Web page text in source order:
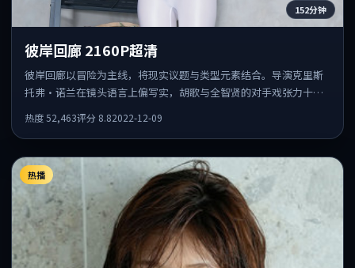
152分钟
彼岸回廊 2160P超清
彼岸回廊以冒险为主线，将现实议题与类型元素结合。导演克里斯
托弗·诺兰在镜头语言上偏写实，胡歌与全智贤的对手戏张力十
热度52,463评分 8.82022-12-09
热播